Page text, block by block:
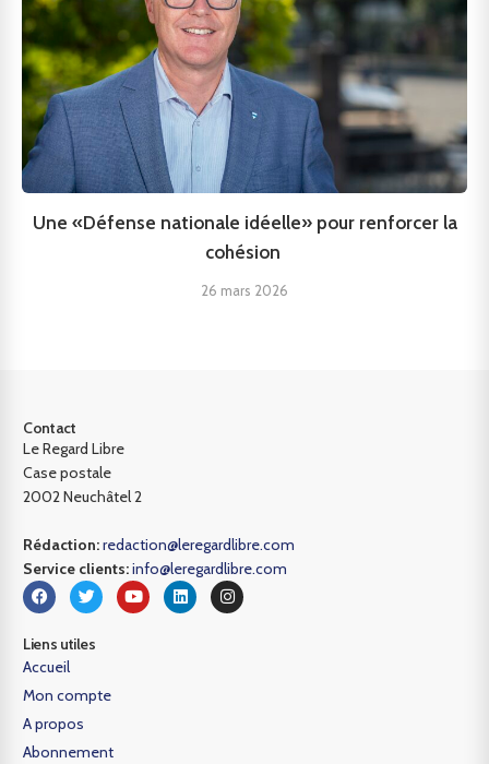
Une «Défense nationale idéelle» pour renforcer la
cohésion
26 mars 2026
Contact
Le Regard Libre
Case postale
2002 Neuchâtel 2
Rédaction:redaction@leregardlibre.com
Service clients:info@leregardlibre.com
Liens utiles
Accueil
Mon compte
A propos
Abonnement